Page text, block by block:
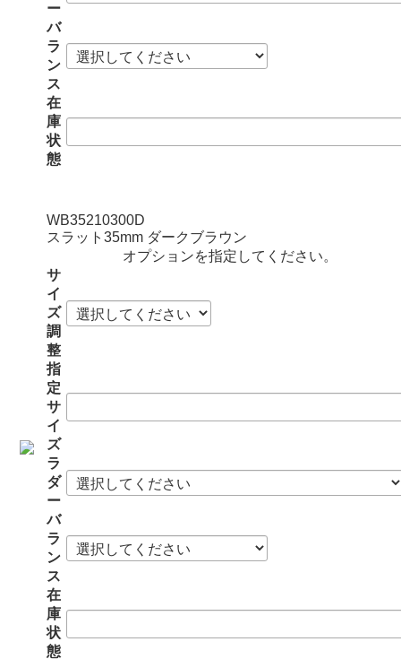
ー
バ
ラ
ン
ス
在
庫
状
態
WB35210300D
スラット35mm ダークブラウン
オプションを指定してください。
サ
イ
ズ
調
整
指
定
サ
イ
ズ
ラ
ダ
ー
バ
ラ
ン
ス
在
庫
状
態